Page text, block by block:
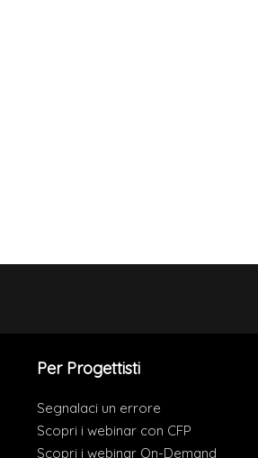
Per Progettisti
Segnalaci un errore
Scopri i webinar con CFP
Scopri i webinar On-Demand